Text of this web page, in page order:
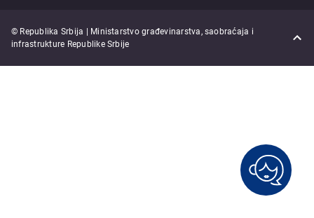
© Republika Srbija | Ministarstvo građevinarstva, saobraćaja i
infrastrukture Republike Srbije